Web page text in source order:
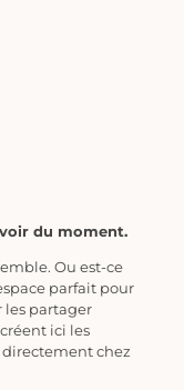
du moment.
Ou est-ce
parfait pour
les partager
ici les
chez